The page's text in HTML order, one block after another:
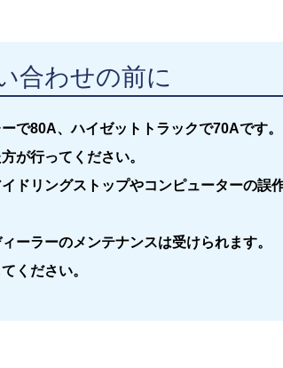
合わせの前に
で80A、ハイゼットトラックで70Aです。
が行ってください。
ドリングストップやコンピューターの誤
ーラーのメンテナンスは受けられます。
ください。